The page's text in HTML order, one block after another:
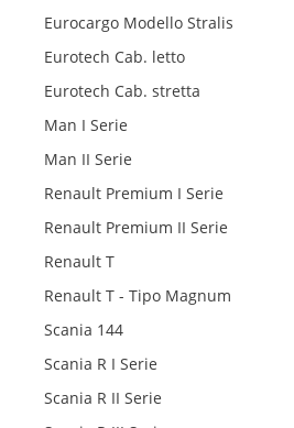
Eurocargo Modello Stralis
Eurotech Cab. letto
Eurotech Cab. stretta
Man I Serie
Man II Serie
Renault Premium I Serie
Renault Premium II Serie
Renault T
Renault T - Tipo Magnum
Scania 144
Scania R I Serie
Scania R II Serie